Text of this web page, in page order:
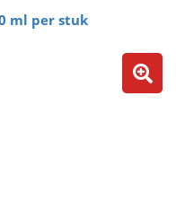
ml per stuk